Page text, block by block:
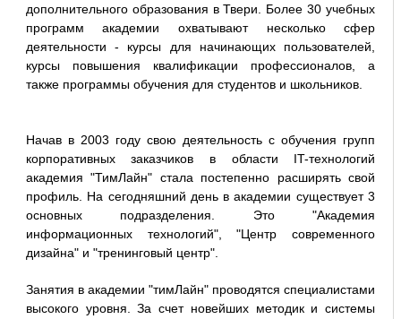
дополнительного образования в Твери. Более 30 учебных
программ академии охватывают несколько сфер
деятельности - курсы для начинающих пользователей,
курсы повышения квалификации профессионалов, а
также программы обучения для студентов и школьников.
Начав в 2003 году свою деятельность с обучения групп
корпоративных заказчиков в области IT-технологий
академия "ТимЛайн" стала постепенно расширять свой
профиль. На сегодняшний день в академии существует 3
основных подразделения. Это "Академия
информационных технологий", "Центр современного
дизайна" и "тренинговый центр".
Занятия в академии "тимЛайн" проводятся специалистами
высокого уровня. За счет новейших методик и системы